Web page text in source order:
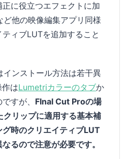
に役立つエフェクトに加
他の映像編集アプリ同様
ィブLUTを追加すること
ンストール方法は若干異
はLumetriカラーのタブか
すが、 FInal Cut Proの場
リップに適用する基本補
時のクリエイティブLUT
るので注意が必要です。